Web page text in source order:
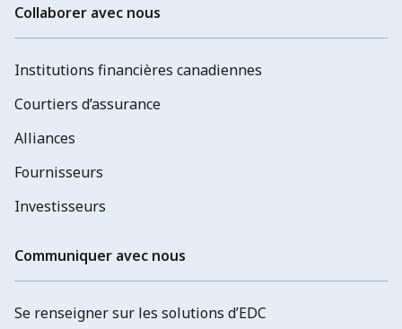
Collaborer avec nous
Institutions financières canadiennes
Courtiers d’assurance
Alliances
Fournisseurs
Investisseurs
Communiquer avec nous
Se renseigner sur les solutions d’EDC